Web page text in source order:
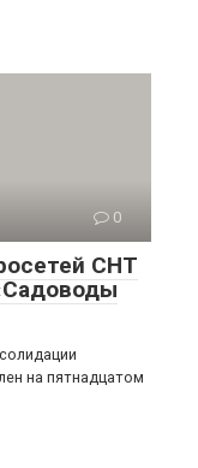
0
СНТ
на пятнадцатом